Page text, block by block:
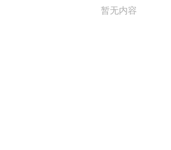
暂无内容